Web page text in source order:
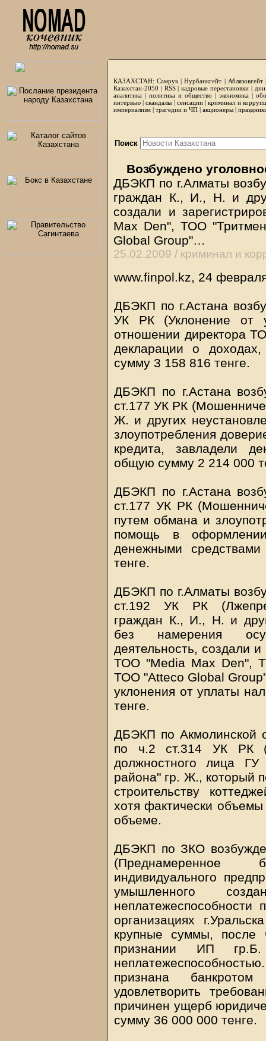
КАЗАХСТАН: Самрук |Нурбанкгейт | Аблязовгейт
Казахстан-2050 | RSS|кадровые перестановки|
аналитика | политика и общество | экономика |
интервью |скандалы | сенсации|криминал и
империализм | трагедии и ЧП | акционеры |
Поиск
Возбуждено
ДБЭКП по г.Алматы
граждан К., И., Н. и
создали и
Max Den", ТОО
Global Group"…
25.02.2009 / криминал и
www.finpol.kz, 24
ДБЭКП по г.Астана
УК РК (Уклонение от
отношении директора
декларации о
сумму 3 158 816 тенге.
ДБЭКП по г.Астана
ст.177 УК РК
Ж. и других
злоупотребления
кредита, завладели
общую сумму 2 214 000
ДБЭКП по г.Астана
ст.177 УК РК
путем обмана и
помощь в оформлении
денежными
тенге.
ДБЭКП по г.Алматы
ст.192 УК РК
граждан К., И., Н. и
без намерения
деятельность, создали
ТОО "Media Max Den",
ТОО "Atteco Global
уклонения от уплаты
тенге.
ДБЭКП по Акмолинской
по ч.2 ст.314 УК РК
должностного лица ГУ
района" гр. Ж., который
строительству
хотя фактически
объеме.
ДБЭКП по ЗКО
(Преднамеренное
индивидуального
умышленного
неплатежеспособности
организациях
крупные суммы, после
признании ИП
признана
удовлетворить
причинен ущерб
сумму 36 000 000 тенге.